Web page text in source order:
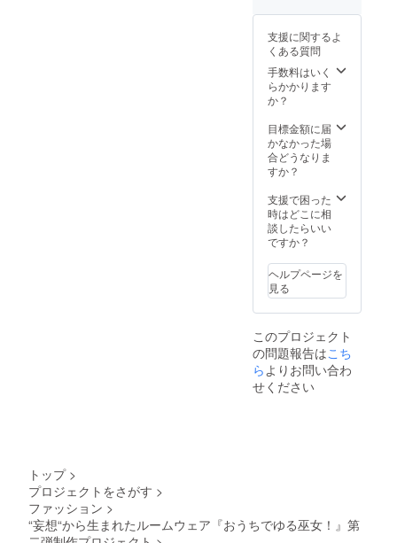
スト
79〜
96cm
襷(たす
き) 幅
4,5cm×
生地 綿
100%
送料は
スト
90cm
襷(たす
き) 幅
4,5cm×
長さ
L： 総
丈
122.5c
m（上
37cm、
ウエス
トベル
ト幅
スカー
ト丈
78.5cm
） ウエ
79〜
96cm
襷(たす
き) 幅
4,5cm×
支援に関するよ
くある質問
手数料はいく
らかかります
か？
目標金額に届
かなかった場
合どうなりま
すか？
支援で困った
時はどこに相
談したらいい
ですか？
ヘルプページを
見る
このプロジェクト
の問題報告はこち
らよりお問い合わ
せください
トップ >
プロジェクトをさがす >
ファッション >
“妄想“から生まれたルームウェア『おうちでゆる巫女！』第